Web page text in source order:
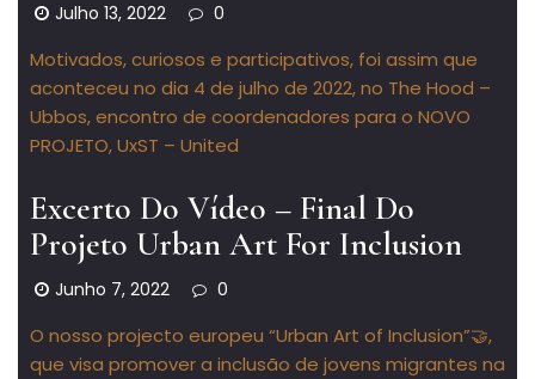
Julho 13, 2022 0
Motivados, curiosos e participativos, foi assim que
aconteceu no dia 4 de julho de 2022, no The Hood –
Ubbos, encontro de coordenadores para o NOVO
PROJETO, UxST – United
Excerto Do Vídeo – Final Do
Projeto Urban Art For Inclusion
Junho 7, 2022 0
O nosso projecto europeu “Urban Art of Inclusion”🤝,
que visa promover a inclusão de jovens migrantes na